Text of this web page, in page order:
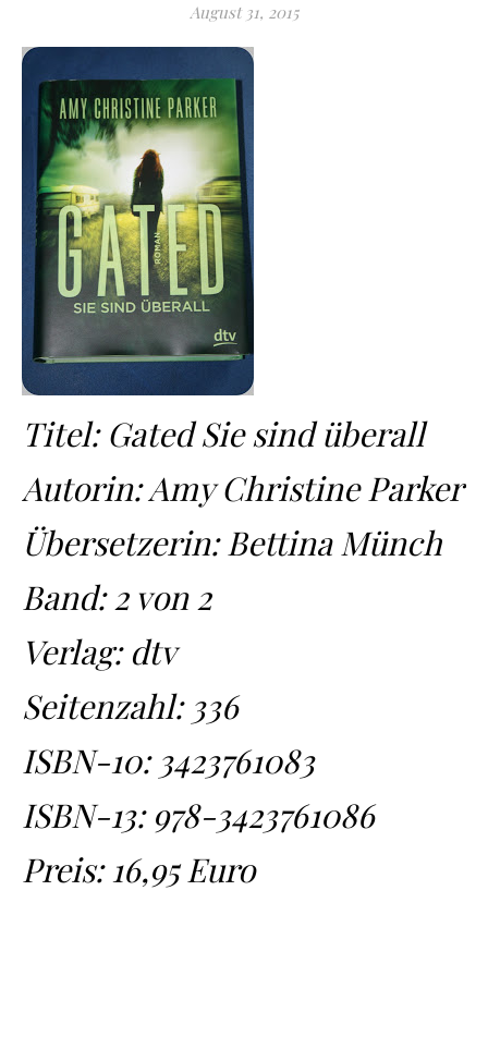
August 31, 2015
Titel: Gated Sie sind überall
Autorin: Amy Christine Parker
Übersetzerin: Bettina Münch
Band: 2 von 2
Verlag: dtv
Seitenzahl: 336
ISBN-10: 3423761083
ISBN-13: 978-3423761086
Preis: 16,95 Euro